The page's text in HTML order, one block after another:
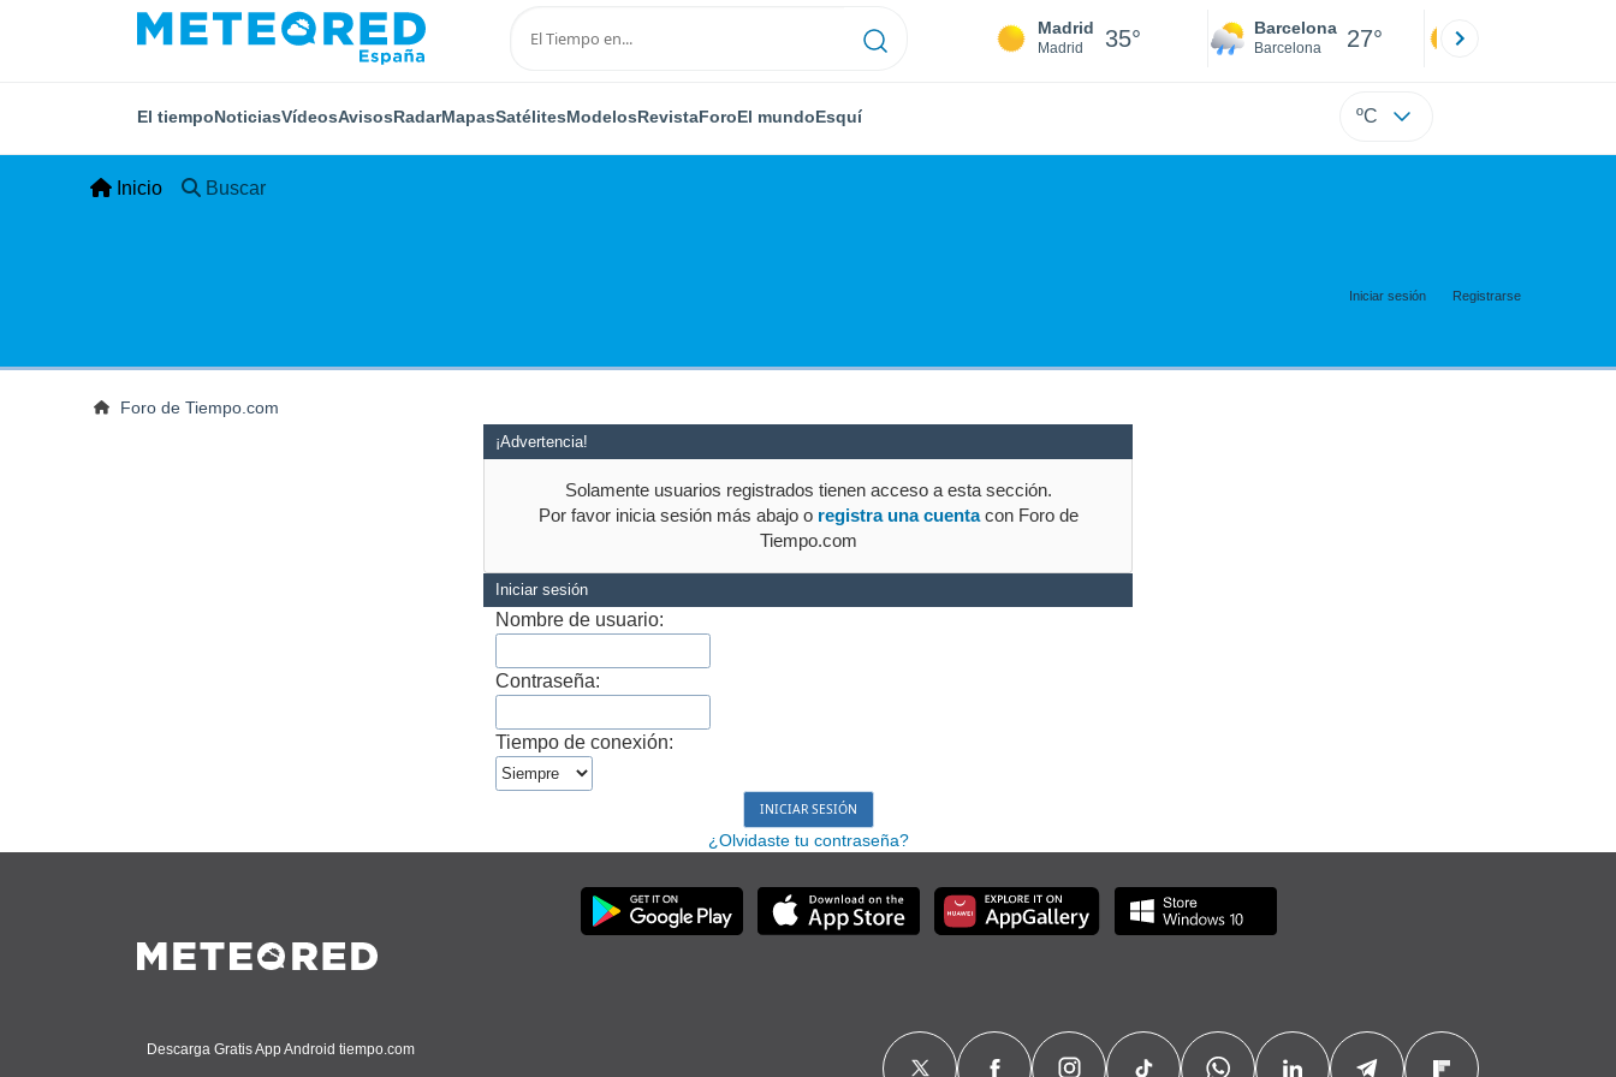
Madrid
Madrid 35° Barcelona
Barcelona 27°
El tiempoNoticiasVídeosAvisosRadarMapasSatélitesModelosRevistaForoEl mundoEsquí ºC
Inicio Buscar
Iniciar sesión Registrarse
Foro de Tiempo.com
¡Advertencia!
Solamente usuarios registrados tienen acceso a esta sección.
Por favor inicia sesión más abajo o registra una cuentacon Foro de
Tiempo.com
Iniciar sesión
Nombre de usuario:
Contraseña:
Tiempo de conexión:
¿Olvidaste tu contraseña?
Descarga Gratis App Android tiempo.com